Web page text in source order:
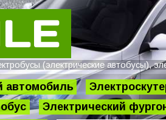
(электрические автобусы),
автомобиль
Электрический